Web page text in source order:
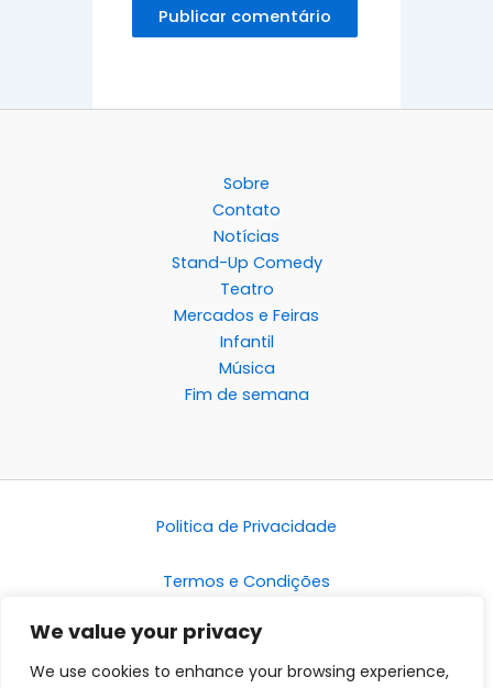
We value your privacy
We use cookies to enhance your browsing experience,
Sobre
Contato
Notícias
Stand-Up Comedy
Teatro
Mercados e Feiras
Infantil
Música
Fim de semana
Politica de Privacidade
Termos e Condições
Disclaimer